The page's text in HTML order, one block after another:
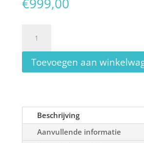
3000B
ozongenerator
aantal
Toevoegen aan
Beschrijving
Aanvullende informatie